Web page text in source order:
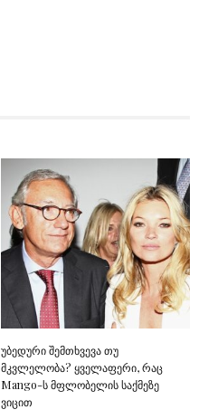
უბედური შემთხვევა თუ
მკვლელობა? ყველაფერი, რაც
Mango-ს მფლობელის საქმეზე
ვიცით